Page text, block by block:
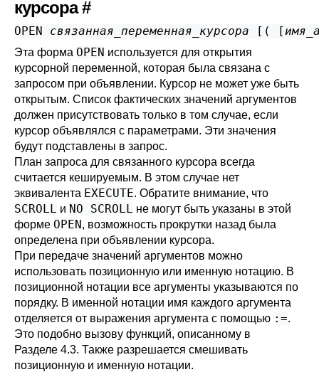
курсора#
OPEN связанная_переменная_курсора [ ( [
Эта форма OPEN используется для открытия
курсорной переменной, которая была связана с
запросом при объявлении. Курсор не может уже быть
открытым. Список фактических значений аргументов
должен присутствовать только в том случае, если
курсор объявлялся с параметрами. Эти значения
будут подставлены в запрос.
План запроса для связанного курсора всегда
считается кешируемым. В этом случае нет
эквивалента EXECUTE. Обратите внимание, что
SCROLL и NO SCROLL не могут быть указаны в этой
форме OPEN, возможность прокрутки назад была
определена при объявлении курсора.
При передаче значений аргументов можно
использовать позиционную или именную нотацию. В
позиционной нотации все аргументы указываются по
порядку. В именной нотации имя каждого аргумента
отделяется от выражения аргумента с помощью :=.
Это подобно вызову функций, описанному в
Разделе 4.3. Также разрешается смешивать
позиционную и именную нотации.